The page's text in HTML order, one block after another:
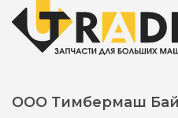
ООО Тимбермаш